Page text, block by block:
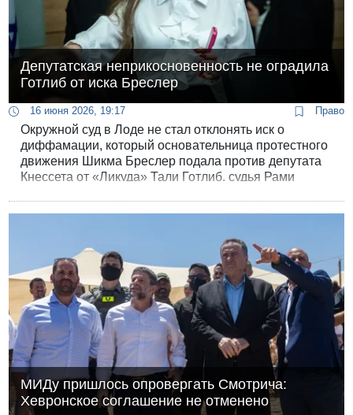
Депутатская неприкосновенность не оградила
Готлиб от иска Бреслер
16 июня 2026, 19:17 Право
Окружной суд в Лоде не стал отклонять иск о
диффамации, который основательница протестного
движения Шикма Бреслер подала против депутата
Кнессета от «Ликуда» Тали Готлиб. судья Рами
МИДу пришлось опровергать Смотрича:
Хевронское соглашение не отменено